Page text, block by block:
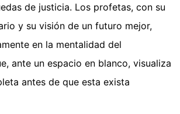
de justicia. Los profetas, con su
y su visión de un futuro mejor,
en la mentalidad del
ante un espacio en blanco, visualiza
antes de que esta exista